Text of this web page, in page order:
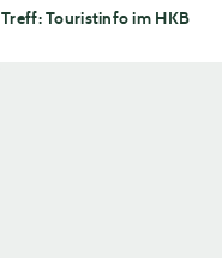
Treff: Touristinfo im HKB